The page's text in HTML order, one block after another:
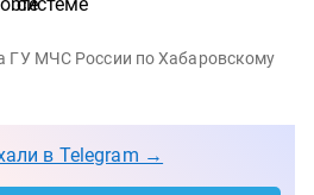
ГУ МЧС России по Хабаровскому
в Telegram →